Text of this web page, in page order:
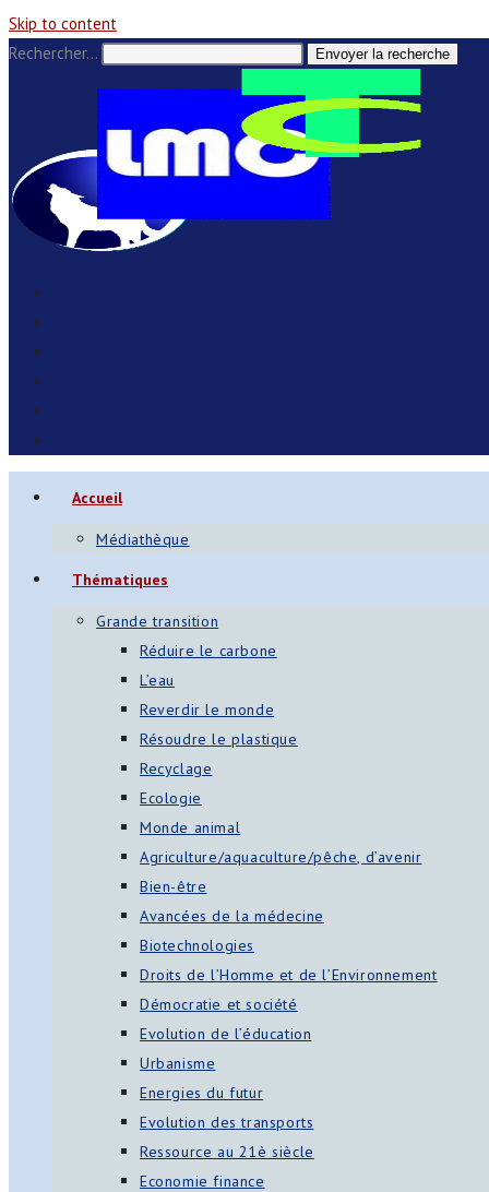
Skip to content
Rechercher…
Envoyer la recherche
Accueil
Médiathèque
Thématiques
Grande transition
Réduire le carbone
L’eau
Reverdir le monde
Résoudre le plastique
Recyclage
Ecologie
Monde animal
Agriculture/aquaculture/pêche, d’avenir
Bien-être
Avancées de la médecine
Biotechnologies
Droits de l’Homme et de l’Environnement
Démocratie et société
Evolution de l’éducation
Urbanisme
Energies du futur
Evolution des transports
Ressource au 21è siècle
Economie finance